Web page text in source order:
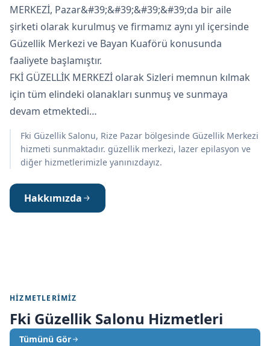
MERKEZİ, Pazar&#39;&#39;&#39;&#39;da bir aile
şirketi olarak kurulmuş ve firmamız aynı yıl içersinde
Güzellik Merkezi ve Bayan Kuaförü konusunda
faaliyete başlamıştır.
FKİ GÜZELLİK MERKEZİ olarak Sizleri memnun kılmak
için tüm elindeki olanakları sunmuş ve sunmaya
devam etmektedi…
Fki Güzellik Salonu, Rize Pazar bölgesinde Güzellik Merkezi
hizmeti sunmaktadır. güzellik merkezi, lazer epilasyon ve
diğer hizmetlerimizle yanınızdayız.
Hakkımızda
HIZMETLERIMIZ
Fki Güzellik Salonu Hizmetleri
Tümünü Gör